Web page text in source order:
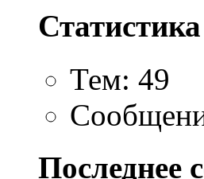
Тем: 49
Последнее